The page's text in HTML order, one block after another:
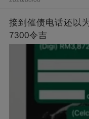
接到催债电话还以
7300令吉